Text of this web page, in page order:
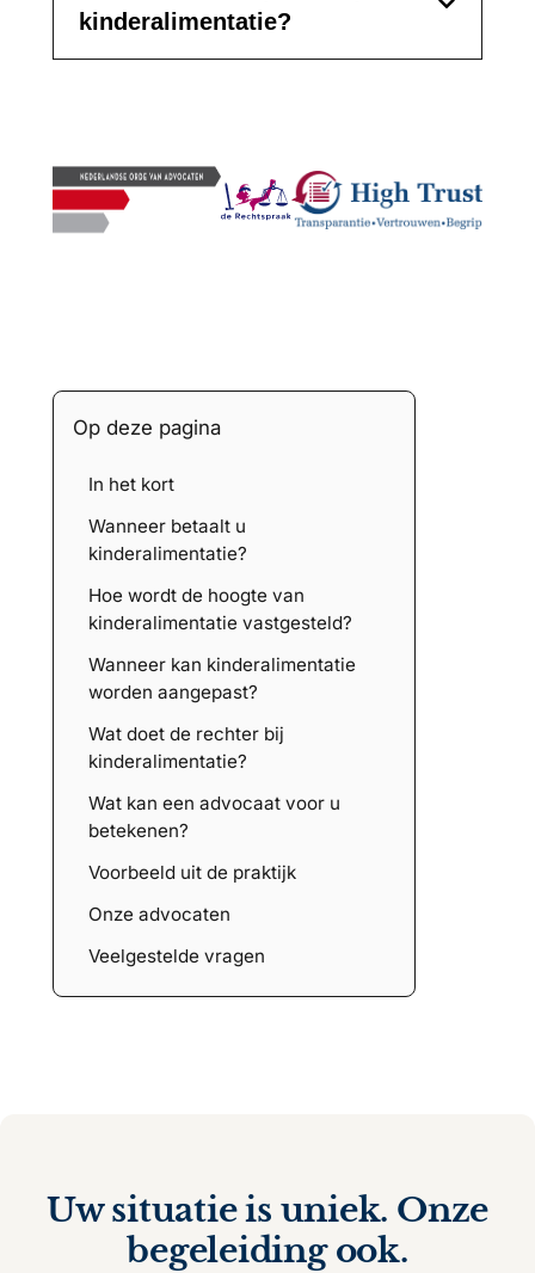
Op deze pagina
In het kort
Wanneer betaalt u
kinderalimentatie?
Hoe wordt de hoogte van
kinderalimentatie vastgesteld?
Wanneer kan kinderalimentatie
worden aangepast?
Wat doet de rechter bij
kinderalimentatie?
Wat kan een advocaat voor u
betekenen?
Voorbeeld uit de praktijk
Onze advocaten
Veelgestelde vragen
kinderalimentatie?
Uw situatie is uniek. Onze
begeleiding ook.